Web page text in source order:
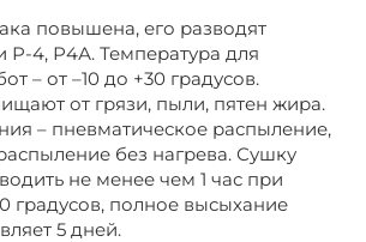
повышена, его разводят
Р-4, Р4А. Температура для
– от –10 до +30 градусов.
от грязи, пыли, пятен жира.
– пневматическое распыление,
без нагрева. Сушку
не менее чем 1 час при
градусов, полное высыхание
5 дней.